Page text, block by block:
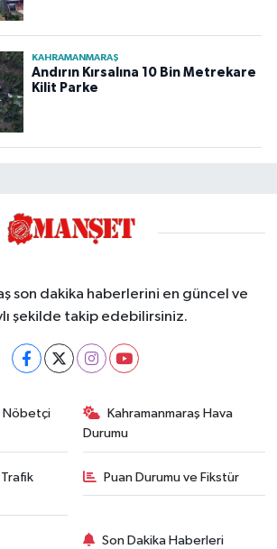
KAHRAMANMARAŞ
Andırın Kırsalına 10 Bin Metrekare
Kilit Parke
son dakika haberlerini en güncel ve
şekilde takip edebilirsiniz.
Nöbetçi
Kahramanmaraş Hava
Durumu
Puan Durumu ve Fikstür
Son Dakika Haberleri